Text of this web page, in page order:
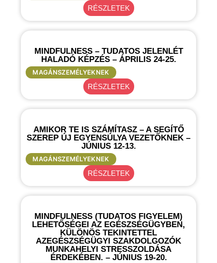
RÉSZLETEK
MINDFULNESS – TUDATOS JELENLÉT
HALADÓ KÉPZÉS – ÁPRILIS 24-25.
MAGÁNSZEMÉLYEKNEK
RÉSZLETEK
AMIKOR TE IS SZÁMÍTASZ – A SEGÍTŐ
SZEREP ÚJ EGYENSÚLYA VEZETŐKNEK –
JÚNIUS 12-13.
MAGÁNSZEMÉLYEKNEK
RÉSZLETEK
MINDFULNESS (TUDATOS FIGYELEM)
LEHETŐSÉGEI AZ EGÉSZSÉGÜGYBEN,
KÜLÖNÖS TEKINTETTEL
AZEGÉSZSÉGÜGYI SZAKDOLGOZÓK
MUNKAHELYI STRESSZOLDÁSA
ÉRDEKÉBEN. – JÚNIUS 19-20.